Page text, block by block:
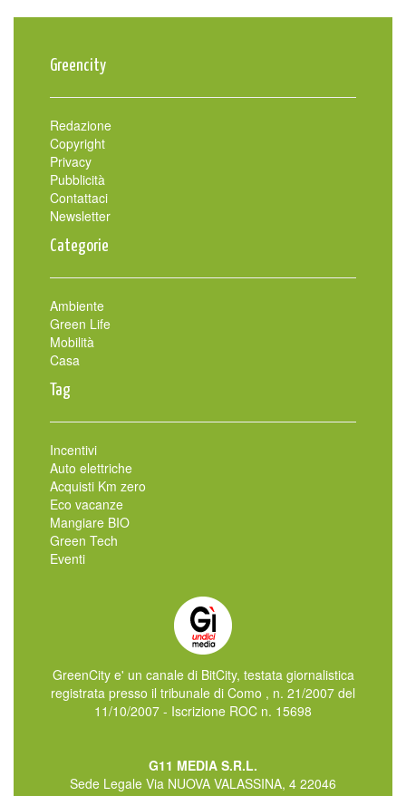
Greencity
Redazione
Copyright
Privacy
Pubblicità
Contattaci
Newsletter
Categorie
Ambiente
Green Life
Mobilità
Casa
Tag
Incentivi
Auto elettriche
Acquisti Km zero
Eco vacanze
Mangiare BIO
Green Tech
Eventi
GreenCity e' un canale di BitCity, testata giornalistica
registrata presso il tribunale di Como , n. 21/2007 del
11/10/2007 - Iscrizione ROC n. 15698
G11 MEDIA S.R.L.
Sede Legale Via NUOVA VALASSINA, 4 22046